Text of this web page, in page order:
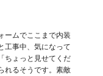
ームでここまで内装
工事中、気になって
ちょっと見せてくだ
れるそうです。素敵